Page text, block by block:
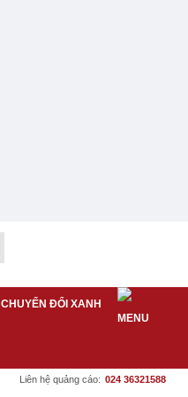
CHUYỂN ĐỔI XANH
Liên hệ quảng cáo: 024 36321588